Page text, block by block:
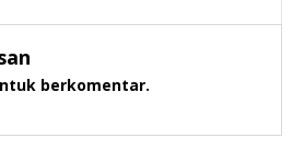
berkomentar.